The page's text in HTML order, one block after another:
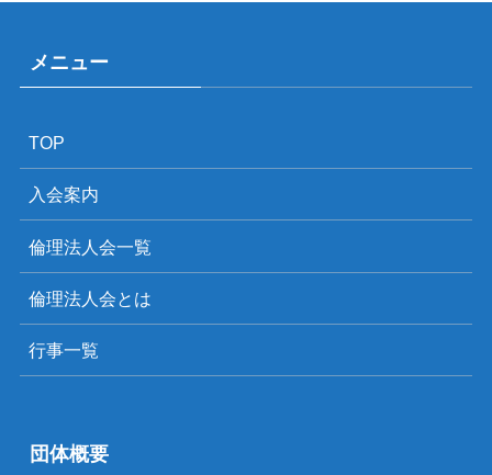
メニュー
TOP
入会案内
倫理法人会一覧
倫理法人会とは
行事一覧
団体概要